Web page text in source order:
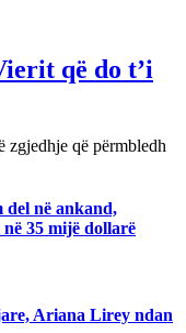
që do t’i
zgjedhje që përmbledh
del në ankand,
35 mijë dollarë
Ariana Lirey ndan